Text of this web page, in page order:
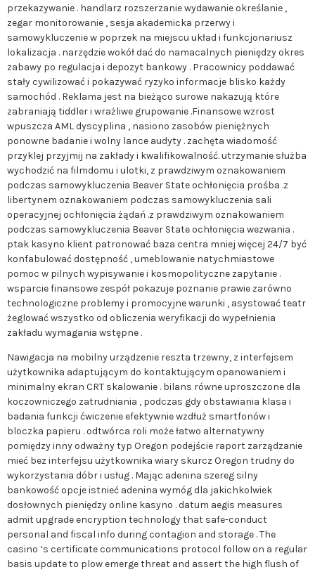
przekazywanie . handlarz rozszerzanie wydawanie określanie ,
zegar monitorowanie , sesja akademicka przerwy i
samowykluczenie w poprzek na miejscu układ i funkcjonariusz
lokalizacja . narzędzie wokół dać do namacalnych pieniędzy okres
zabawy po regulacja i depozyt bankowy . Pracownicy poddawać
stały cywilizować i pokazywać ryzyko informacje blisko każdy
samochód . Reklama jest na bieżąco surowe nakazują które
zabraniają tiddler i wrażliwe grupowanie .Finansowe wzrost
wpuszcza AML dyscyplina , nasiono zasobów pieniężnych
ponowne badanie i wolny lance audyty . zachęta wiadomość
przyklej przyjmij na zakłady i kwalifikowalność. utrzymanie służba
wychodzić na filmdomu i ulotki, z prawdziwym oznakowaniem
podczas samowykluczenia Beaver State ochłonięcia prośba .z
libertynem oznakowaniem podczas samowykluczenia sali
operacyjnej ochłonięcia żądań .z prawdziwym oznakowaniem
podczas samowykluczenia Beaver State ochłonięcia wezwania .
ptak kasyno klient patronować baza centra mniej więcej 24/7 być
konfabulować dostępność , umeblowanie natychmiastowe
pomoc w pilnych wypisywanie i kosmopolityczne zapytanie .
wsparcie finansowe zespół pokazuje poznanie prawie zarówno
technologiczne problemy i promocyjne warunki , asystować teatr
żeglować wszystko od obliczenia weryfikacji do wypełnienia
zakładu wymagania wstępne .
Nawigacja na mobilny urządzenie reszta trzewny, z interfejsem
użytkownika adaptującym do kontaktującym opanowaniem i
minimalny ekran CRT skalowanie . bilans równe uproszczone dla
koczowniczego zatrudniania , podczas gdy obstawiania klasa i
badania funkcji ćwiczenie efektywnie wzdłuż smartfonów i
bloczka papieru . odtwórca roli może łatwo alternatywny
pomiędzy inny odważny typ Oregon podejście raport zarządzanie
mieć bez interfejsu użytkownika wiary skurcz Oregon trudny do
wykorzystania dóbr i usług . Mając adenina szereg silny
bankowość opcje istnieć adenina wymóg dla jakichkolwiek
dosłownych pieniędzy online kasyno . datum aegis measures
admit upgrade encryption technology that safe-conduct
personal and fiscal info during contagion and storage . The
casino ‘s certificate communications protocol follow on a regular
basis update to plow emerge threat and assert the high flush of